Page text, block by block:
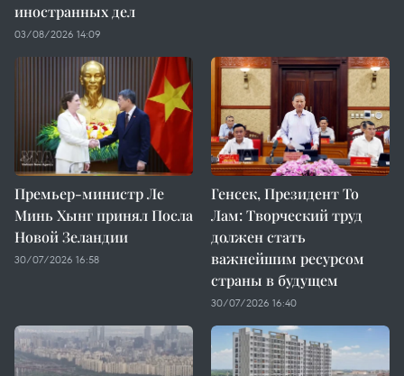
иностранных дел
03/08/2026 14:09
Премьер-министр Ле
Минь Хынг принял Посла
Новой Зеландии
30/07/2026 16:58
Генсек, Президент То
Лам: Творческий труд
должен стать
важнейшим ресурсом
страны в будущем
30/07/2026 16:40